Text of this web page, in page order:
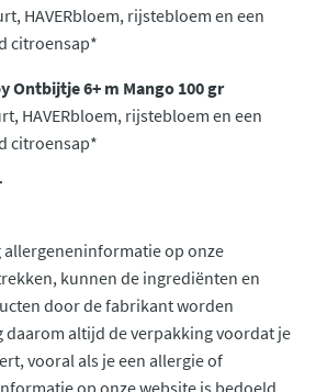
HAVERbloem, rijstebloem en een
citroensap*
Ontbijtje 6+ m Mango 100 gr
HAVERbloem, rijstebloem en een
citroensap*
allergeneninformatie op onze
kunnen de ingrediënten en
door de fabrikant worden
daarom altijd de verpakking voordat je
vooral als je een allergie of
op onze website is bedoeld